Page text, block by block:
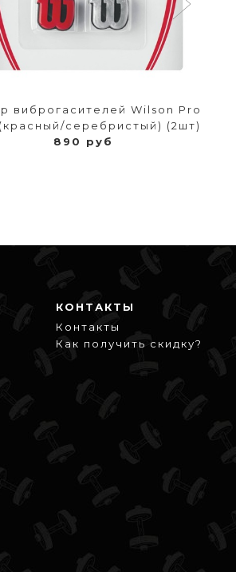
виброгасителей Wilson Pro
серебристый) (2шт)
890 руб
КОНТАКТЫ
Контакты
Как получить скидку?